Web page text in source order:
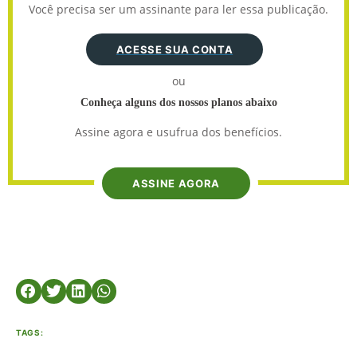
Você precisa ser um assinante para ler essa publicação.
ACESSE SUA CONTA
ou
Conheça alguns dos nossos planos abaixo
Assine agora e usufrua dos benefícios.
ASSINE AGORA
TAGS: